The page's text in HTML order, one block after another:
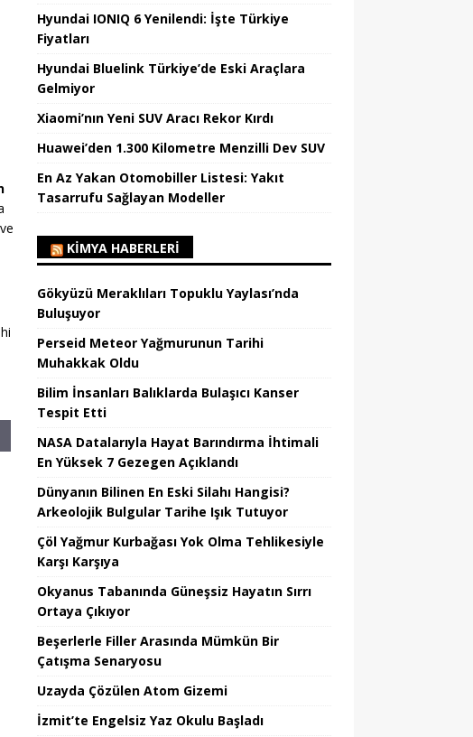
Hyundai IONIQ 6 Yenilendi: İşte Türkiye
Fiyatları
Hyundai Bluelink Türkiye’de Eski Araçlara
Gelmiyor
Xiaomi’nın Yeni SUV Aracı Rekor Kırdı
Huawei’den 1.300 Kilometre Menzilli Dev SUV
En Az Yakan Otomobiller Listesi: Yakıt
Tasarrufu Sağlayan Modeller
KIMYA HABERLERI
Gökyüzü Meraklıları Topuklu Yaylası’nda
Buluşuyor
Perseid Meteor Yağmurunun Tarihi
Muhakkak Oldu
Bilim İnsanları Balıklarda Bulaşıcı Kanser
Tespit Etti
NASA Datalarıyla Hayat Barındırma İhtimali
En Yüksek 7 Gezegen Açıklandı
Dünyanın Bilinen En Eski Silahı Hangisi?
Arkeolojik Bulgular Tarihe Işık Tutuyor
Çöl Yağmur Kurbağası Yok Olma Tehlikesiyle
Karşı Karşıya
Okyanus Tabanında Güneşsiz Hayatın Sırrı
Ortaya Çıkıyor
Beşerlerle Filler Arasında Mümkün Bir
Çatışma Senaryosu
Uzayda Çözülen Atom Gizemi
İzmit’te Engelsiz Yaz Okulu Başladı